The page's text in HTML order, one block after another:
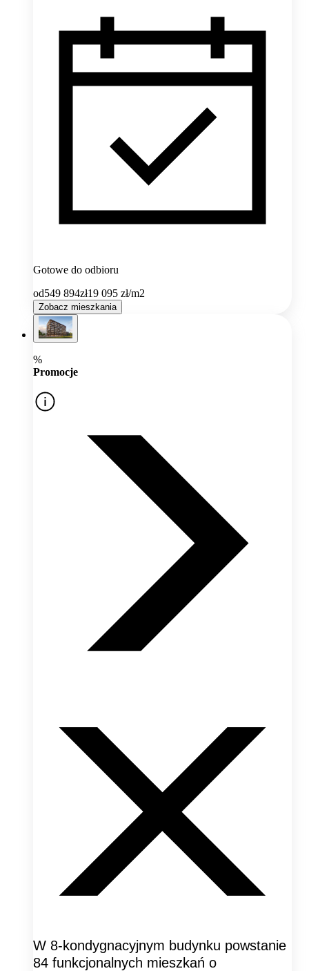
Gotowe do odbioru
od549 894zł19 095 zł/m2
Zobacz mieszkania
%
Promocje
W 8-kondygnacyjnym budynku powstanie
84 funkcjonalnych mieszkań o